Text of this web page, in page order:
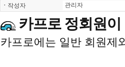
ㆍ 작성자 관리자
카프로 정회원이
카프로에는 일반 회원제